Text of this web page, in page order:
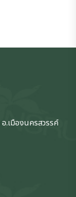
อ.เมืองนครสวรรค์